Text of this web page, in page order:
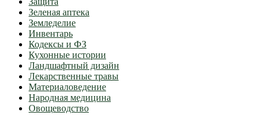
Зеленая аптека
Земледелие
Инвентарь
Кодексы и ФЗ
Кухонные истории
Ландшафтный дизайн
Лекарственные травы
Материаловедение
Народная медицина
Овощеводство